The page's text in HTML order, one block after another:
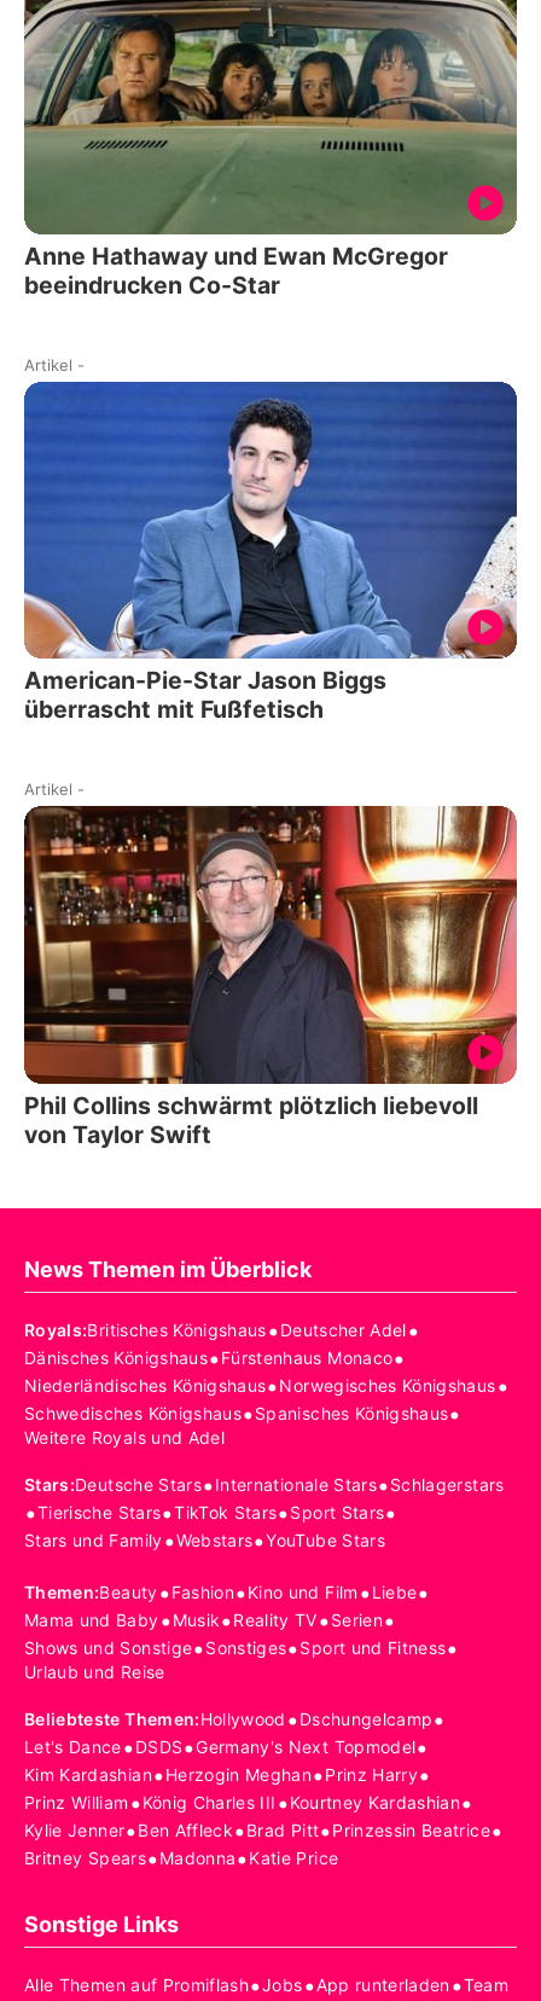
Anne Hathaway und Ewan McGregor
beeindrucken Co-Star
Artikel -
American-Pie-Star Jason Biggs
überrascht mit Fußfetisch
Artikel -
Phil Collins schwärmt plötzlich liebevoll
von Taylor Swift
News Themen im Überblick
Royals:Britisches Königshaus•Deutscher Adel•
Dänisches Königshaus•Fürstenhaus Monaco•
Niederländisches Königshaus•Norwegisches Königshaus•
Schwedisches Königshaus•Spanisches Königshaus•
Weitere Royals und Adel
Stars:Deutsche Stars•Internationale Stars•Schlagerstars
•Tierische Stars•TikTok Stars•Sport Stars•
Stars und Family•Webstars•YouTube Stars
Themen:Beauty•Fashion•Kino und Film •Liebe•
Mama und Baby•Musik•Reality TV•Serien•
Shows und Sonstige•Sonstiges•Sport und Fitness•
Urlaub und Reise
Beliebteste Themen:Hollywood •Dschungelcamp•
Let's Dance•DSDS•Germany's Next Topmodel•
Kim Kardashian•Herzogin Meghan•Prinz Harry•
Prinz William •König Charles III •Kourtney Kardashian•
Kylie Jenner•Ben Affleck•Brad Pitt•Prinzessin Beatrice•
Britney Spears•Madonna•Katie Price
Sonstige Links
Alle Themen auf Promiflash•Jobs•App runterladen•Team